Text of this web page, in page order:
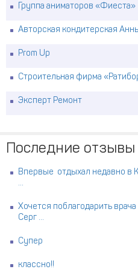
Группа аниматоров «Фиеста»
Авторская кондитерская
Prom Up
Строительная фирма
Эксперт Ремонт
Последние отзывы
Впервые отдыхал недавно в
...
Хочется поблагодарить
Серг ...
Супер
классно!!